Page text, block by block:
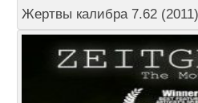
Жертвы калибра 7.62